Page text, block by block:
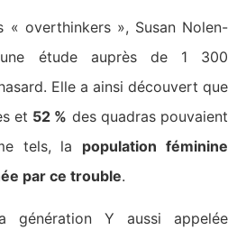
« overthinkers », Susan Nolen-
étude auprès de 1 300
Elle a ainsi découvert que
et 52 % des quadras pouvaient
tels, la population féminine
par ce trouble.
génération Y aussi appelée